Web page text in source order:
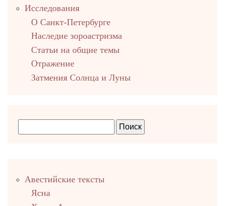
Исследования
О Санкт-Петербурге
Наследие зороастризма
Cтатьи на общие темы
Отражение
Затмения Солнца и Луны
столбец
Авестийские тексты
Ясна